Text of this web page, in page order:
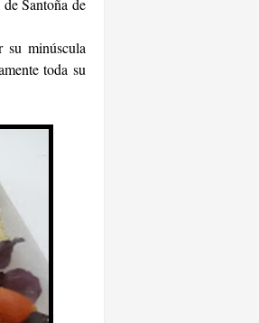
Santoña de
su minúscula
toda su